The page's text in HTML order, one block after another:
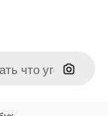
Поиск